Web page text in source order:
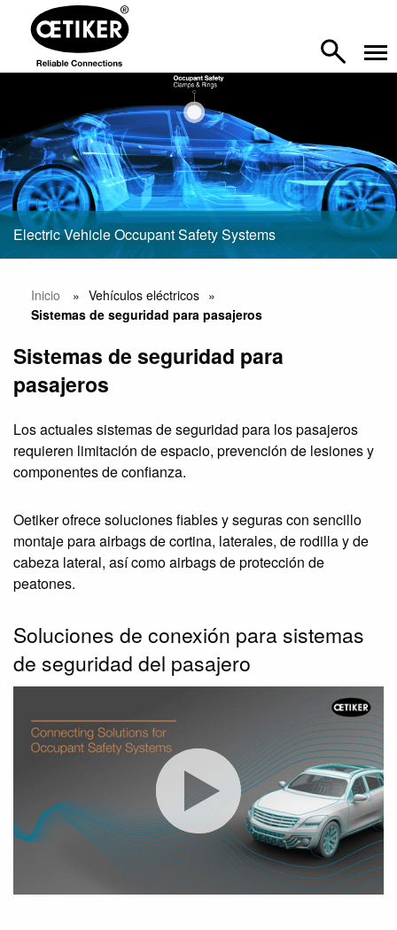
Electric Vehicle Occupant Safety Systems
Inicio
Vehículos eléctricos
Sistemas de seguridad para pasajeros
Sistemas de seguridad para
pasajeros
Los actuales sistemas de seguridad para los pasajeros
requieren limitación de espacio, prevención de lesiones y
componentes de confianza.
Oetiker ofrece soluciones fiables y seguras con sencillo
montaje para airbags de cortina, laterales, de rodilla y de
cabeza lateral, así como airbags de protección de
peatones.
Soluciones de conexión para sistemas
de seguridad del pasajero